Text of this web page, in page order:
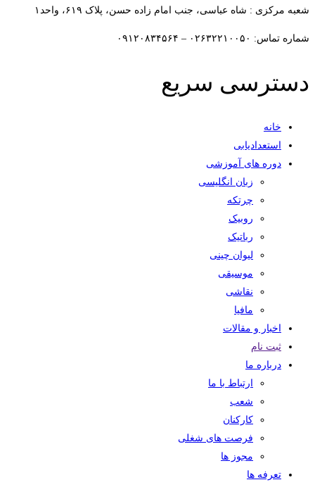
شعبه مرکزی : شاه عباسی، جنب امام زاده حسن، پلاک ۶۱۹، واحد۱​
شماره تماس: ۰۲۶۳۲۲۱۰۰۵۰ – ۰۹۱۲۰۸۳۴۵۶۴
دسترسی سریع
خانه
استعدادیابی
دوره های آموزشی
زبان انگلیسی
چرتکه
روبیک
رباتیک
لیوان چینی
موسیقی
نقاشی
مافیا
اخبار و مقالات
ثبت نام
درباره ما
ارتباط با ما
شعب
کارکنان
فرصت های شغلی
مجوز ها
تعرفه ها